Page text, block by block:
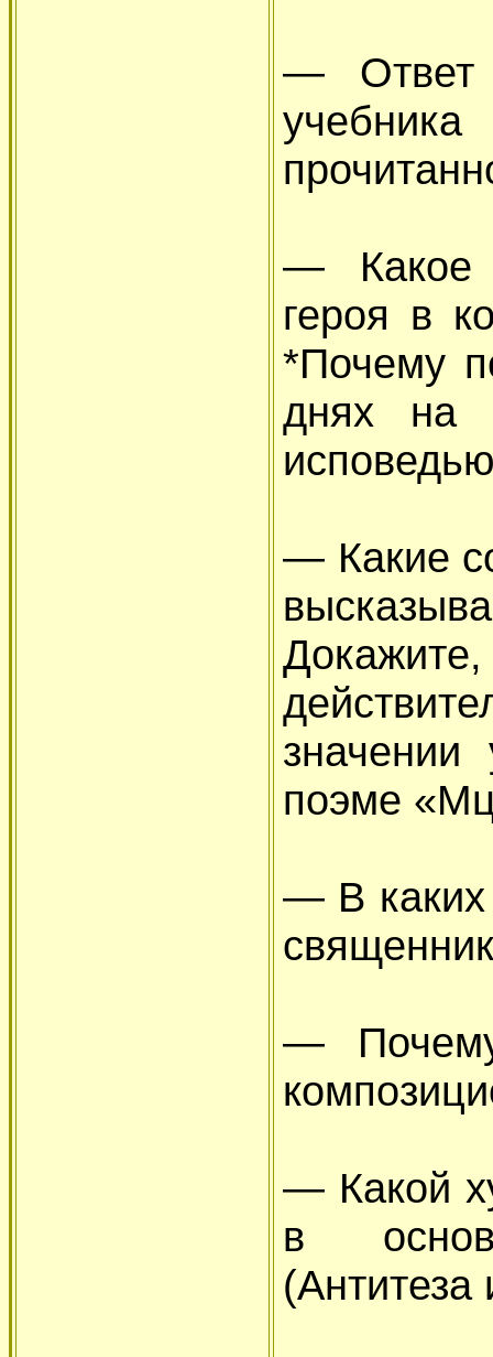
— Ответ
— Какое
героя в
*Почему
днях на
— Какие
значении
поэме
— В каких
—
— Какой
в
(Антитеза